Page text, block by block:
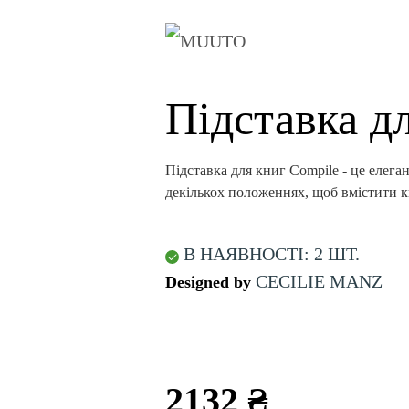
Підставка
Підставка для книг Compile - це
декількох положеннях, щоб вмістити
В НАЯВНОСТІ: 2 ШТ.
Designed by CECILIE MANZ
2132 ₴